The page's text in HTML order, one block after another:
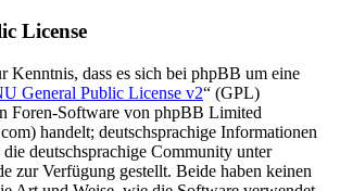
License
Kenntnis, dass es sich bei phpBB um eine
General Public License v2“ (GPL)
Foren-Software von phpBB Limited
handelt; deutschsprachige Informationen
deutschsprachige Community unter
zur Verfügung gestellt. Beide haben keinen